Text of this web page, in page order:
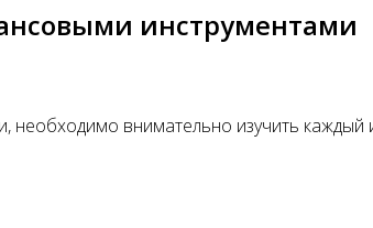
инструментами
внимательно изучить каждый